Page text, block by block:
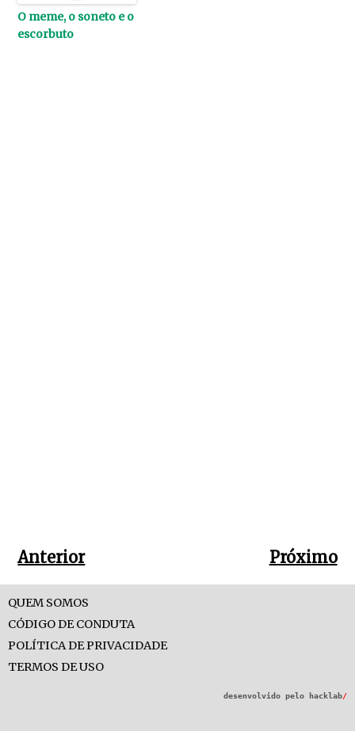
O meme, o soneto e o
escorbuto
Anterior Próximo
QUEM SOMOS
CÓDIGO DE CONDUTA
POLÍTICA DE PRIVACIDADE
TERMOS DE USO
desenvolvido pelo hacklab/